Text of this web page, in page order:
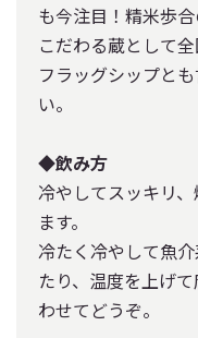
も今注目！精米歩
こだわる蔵として
フラッグシップと
い。
◆飲み方
冷やしてスッキリ
ます。
冷たく冷やして魚
たり、温度を上げ
わせてどうぞ。